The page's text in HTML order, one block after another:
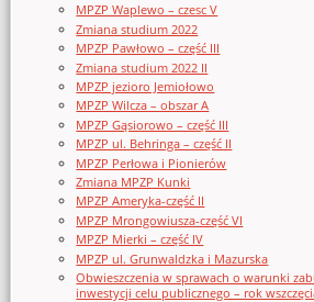
MPZP Waplewo – czesc V
Zmiana studium 2022
MPZP Pawłowo – część III
Zmiana studium 2022 II
MPZP jezioro Jemiołowo
MPZP Wilcza – obszar A
MPZP Gąsiorowo – część III
MPZP ul. Behringa – część II
MPZP Perłowa i Pionierów
Zmiana MPZP Kunki
MPZP Ameryka-część II
MPZP Mrongowiusza-część VI
MPZP Mierki – część IV
MPZP ul. Grunwaldzka i Mazurska
Obwieszczenia w sprawach o warunki
inwestycji celu publicznego – rok